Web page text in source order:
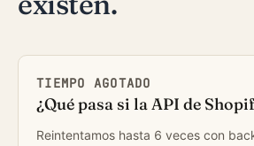
TIEMPO AGOTADO
¿Qué pasa si la API de
Reintentamos hasta 6 veces con